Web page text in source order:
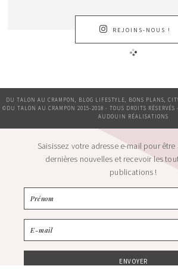
REJOINS-NOUS !
DU TALON AU CRAMPON, BLOG LIFESTYLE, BONS PLANS,
©DU TALON AU CRAMPON 2015-2018 - TOUS DROITS
AUDOUIN RÉALISATIONS
Saisissez votre adresse e-mail pour
dernières nouvelles et recevoir les
publications !